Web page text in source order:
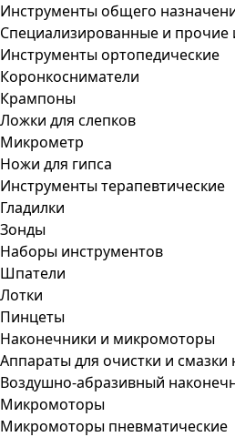
Инструменты общего
Специализированные и прочие
Инструменты ортопедические
Коронкосниматели
Крампоны
Ложки для слепков
Микрометр
Ножи для гипса
Инструменты терапевтические
Гладилки
Зонды
Наборы инструментов
Шпатели
Лотки
Пинцеты
Наконечники и микромоторы
Аппараты для очистки и смазки
Воздушно-абразивный
Микромоторы
Микромоторы пневматические